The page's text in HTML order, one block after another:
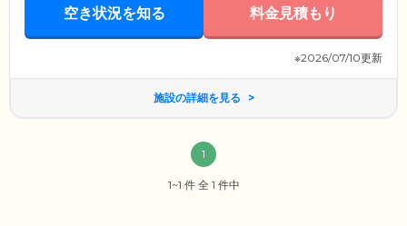
空き状況を知る 料金見積もり
※2026/07/10更新
施設の詳細を見る
1
1~1 件 全 1 件中